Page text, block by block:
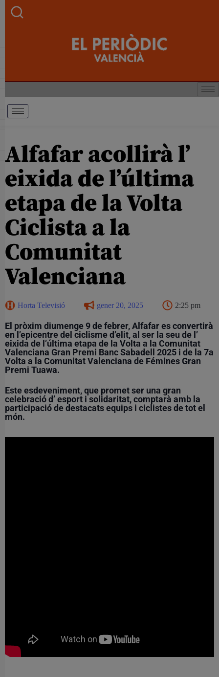
Alfafar acollirà l’
eixida de l’última
etapa de la Volta
Ciclista a la
Comunitat
Valenciana
Horta Televisió gener 20, 2025 2:25 pm
El pròxim diumenge 9 de febrer, Alfafar es convertirà
en l’epicentre del ciclisme d’elit, al ser la seu de l’
eixida de l’última etapa de la Volta a la Comunitat
Valenciana Gran Premi Banc Sabadell 2025 i de la 7a
Volta a la Comunitat Valenciana de Fémines Gran
Premi Tuawa.
Este esdeveniment, que promet ser una gran
celebració d’ esport i solidaritat, comptarà amb la
participació de destacats equips i ciclistes de tot el
món.